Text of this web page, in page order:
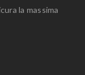
la massima